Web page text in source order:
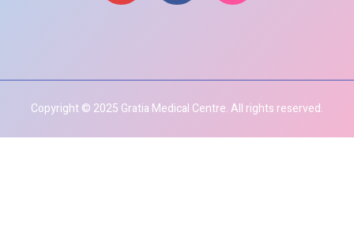
Copyright © 2025 Gratia Medical Centre. All rights reserved.